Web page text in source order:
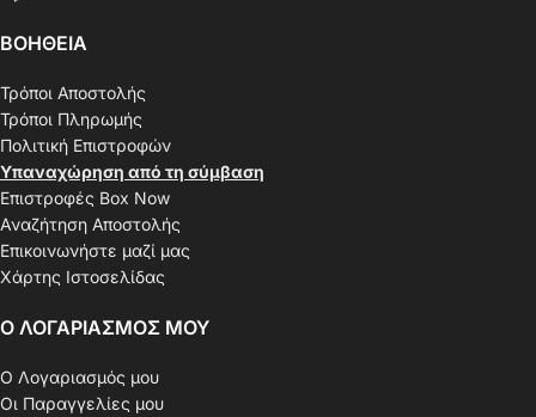
ΒΟΗΘΕΙΑ
Τρόποι Αποστολής
Τρόποι Πληρωμής
Πολιτική Επιστροφών
Υπαναχώρηση από τη σύμβαση
Επιστροφές Box Now
Αναζήτηση Αποστολής
Επικοινωνήστε μαζί μας
Χάρτης Ιστοσελίδας
Ο ΛΟΓΑΡΙΑΣΜΟΣ ΜΟΥ
Ο Λογαριασμός μου
Οι Παραγγελίες μου